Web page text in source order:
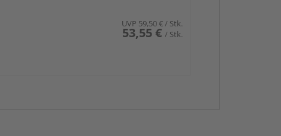
UVP 59,50 € / Stk.
53,55 € / Stk.